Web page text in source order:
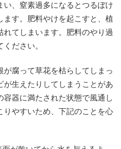
い、窒素過多になるとつるぼけ
ます。肥料やけを起こすと、植
てしまいます。肥料のやり過
ださい。
が腐って草花を枯らしてしまっ
が生えたりしてしまうことがあ
容器に満たされた状態で風通し
りやすいため、下記のことを心